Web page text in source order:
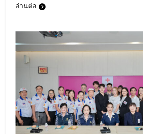
อ่านต่อ